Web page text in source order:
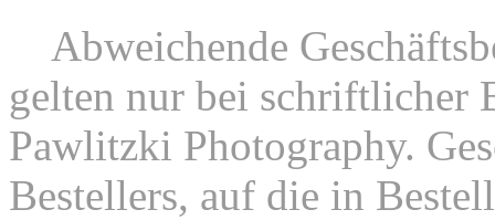
Abweichende
gelten nur bei schriftlicher
Pawlitzki Photography.
Bestellers, auf die in